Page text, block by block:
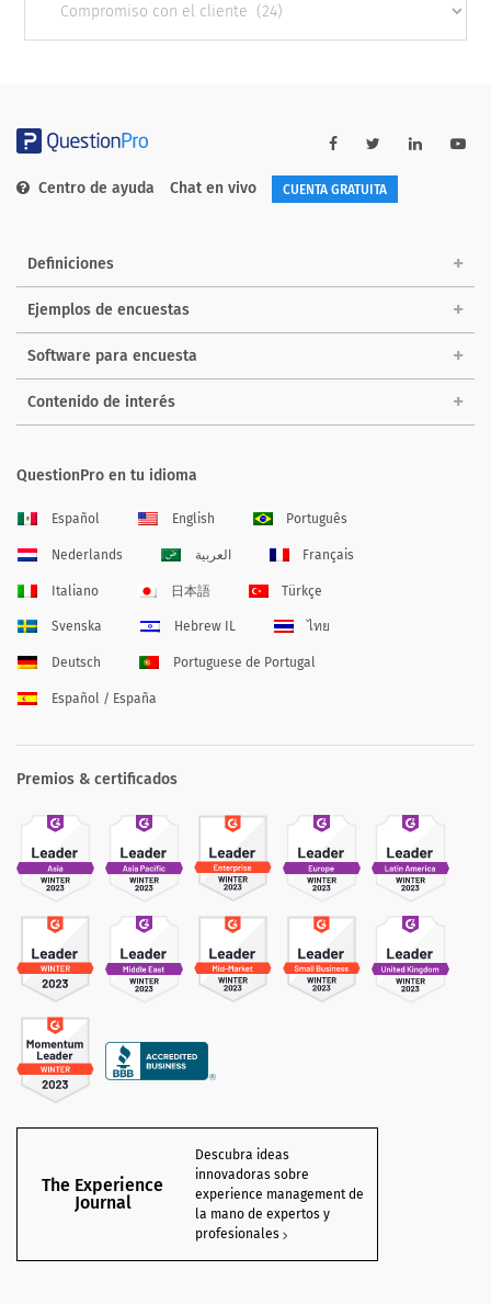
categories
Centro de ayuda Chat en vivo CUENTA GRATUITA
Definiciones
Ejemplos de encuestas
Software para encuesta
Contenido de interés
QuestionPro en tu idioma
Español English Português
Nederlands العربية Français
Italiano 日本語 Türkçe
Svenska Hebrew IL ไทย
Deutsch Portuguese de Portugal
Español / España
Premios & certificados
The Experience
Journal
Descubra ideas
innovadoras sobre
experience management de
la mano de expertos y
profesionales